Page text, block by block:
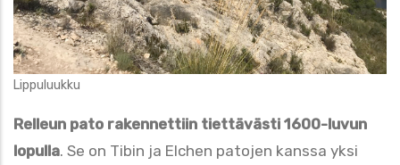
Lippuluukku
Relleun pato rakennettiin tiettävästi 1600-luvun
lopulla. Se on Tibin ja Elchen patojen kanssa yksi